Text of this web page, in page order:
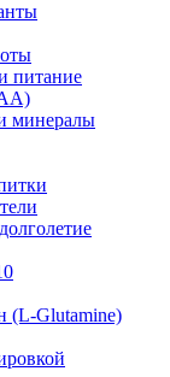
питание
минералы
(L-Glutamine)